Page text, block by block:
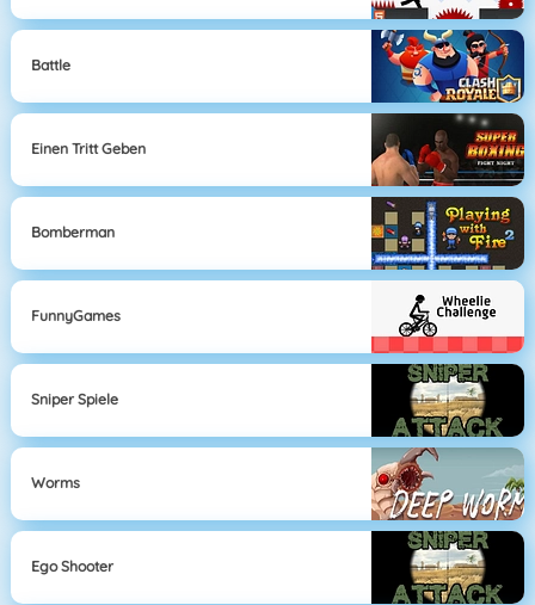
Battle
Einen Tritt Geben
Bomberman
FunnyGames
Sniper Spiele
Worms
Ego Shooter